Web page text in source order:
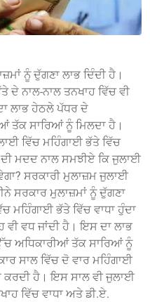
ਨੂੰ ਦੁੱਗਣਾ ਲਾਭ ਦਿੰਦੀ ਹੈ।
ਦੇ ਨਾਲ-ਨਾਲ ਤਨਖਾਹ ਵਿੱਚ ਵੀ
ਲਾਭ ਹੇਠਲੇ ਪੱਧਰ ਦੇ
ਤੱਕ ਸਾਰਿਆਂ ਨੂੰ ਮਿਲਦਾ ਹੈ।
ਵਿੱਚ ਮਹਿੰਗਾਈ ਭੱਤੇ ਵਿੱਚ
ਮਦਦ ਨਾਲ ਸਮਝੀਏ ਕਿ ਜੁਲਾਈ
ਸਰਕਾਰੀ ਮੁਲਾਜ਼ਮ ਜੁਲਾਈ
ਸਰਕਾਰ ਮੁਲਾਜ਼ਮਾਂ ਨੂੰ ਦੁੱਗਣਾ
ਮਹਿੰਗਾਈ ਭੱਤੇ ਵਿੱਚ ਵਾਧਾ ਹੁੰਦਾ
ਵੀ ਵਧ ਜਾਂਦੀ ਹੈ। ਇਸ ਦਾ ਲਾਭ
ਅਧਿਕਾਰੀਆਂ ਤੱਕ ਸਾਰਿਆਂ ਨੂੰ
ਸਾਲ ਵਿੱਚ ਦੋ ਵਾਰ ਮਹਿੰਗਾਈ
ਕਰਦੀ ਹੈ। ਇਸ ਸਾਲ ਵੀ ਜੁਲਾਈ
ਵਿੱਚ ਵਾਧਾ ਅਤੇ ਡੀ.ਏ.